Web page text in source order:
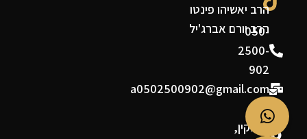
050-
2500-
902
a0502500902@gmail.com
דן
פטנקין,
הרב יאשיהו פינטו
הרב יורם אברג'יל